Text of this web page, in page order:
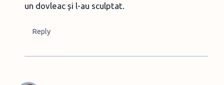
un dovleac și l-au sculptat.
Reply